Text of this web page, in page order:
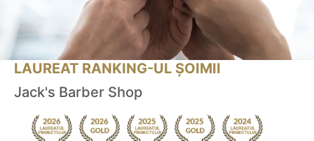
LAUREAT RANKING-UL ȘOIMII
Jack's Barber Shop